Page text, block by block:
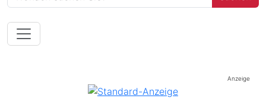
Anzeige